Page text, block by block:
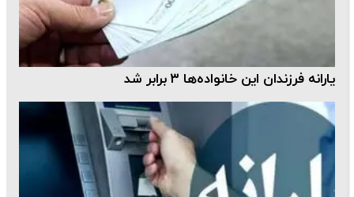
یارانه فرزندان این خانواده‌ها ۳ برابر شد